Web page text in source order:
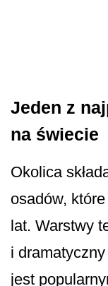
Jeden z
na świecie
Okolica
osadów,
lat. Warstwy
i
jest